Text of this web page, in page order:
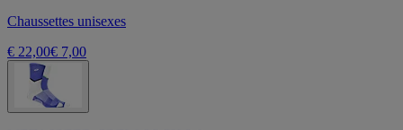
Chaussettes unisexes
€ 22,00€ 7,00